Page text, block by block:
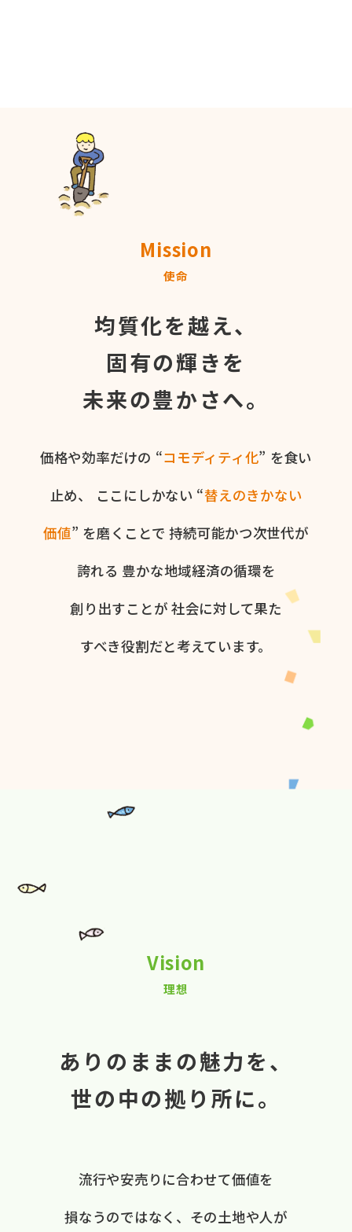
Mission
使命
均質化を越え、
固有の輝きを
未来の豊かさへ。
価格や​効率だけの​ “コモディティ化” を​食い​
止め、
ここに​しかない​ “替えの​きかない​
価値” を​磨く​ことで 持続可能かつ次世代が​
誇れる 豊かな​地域経済の​循環を​
創り出すことが 社会に​対して​果た​
すべき役割だと​考えています。​
Vision
理想
ありのままの魅力を、
世の中の拠り所に。
流行や​安売りに​合わせて​価値を​
損なうのではなく、 ​その​土地や​人が​